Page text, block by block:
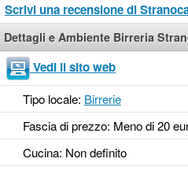
Scrivi una recensione di
Dettagli e Ambiente Birreria
Vedi il sito web
Tipo locale: Birrerie
Fascia di prezzo: Meno di 20
Cucina: Non definito